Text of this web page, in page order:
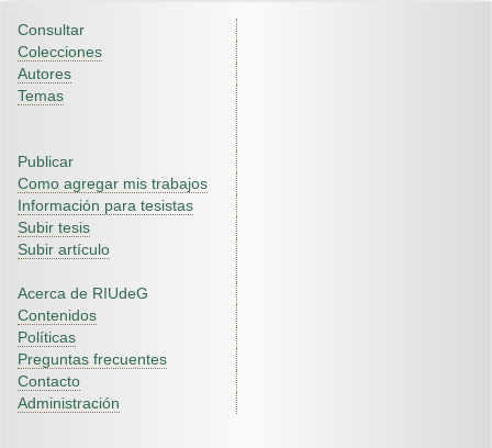
Consultar
Colecciones
Autores
Temas
Publicar
Como agregar mis trabajos
Información para tesistas
Subir tesis
Subir artículo
Acerca de RIUdeG
Contenidos
Políticas
Preguntas frecuentes
Contacto
Administración